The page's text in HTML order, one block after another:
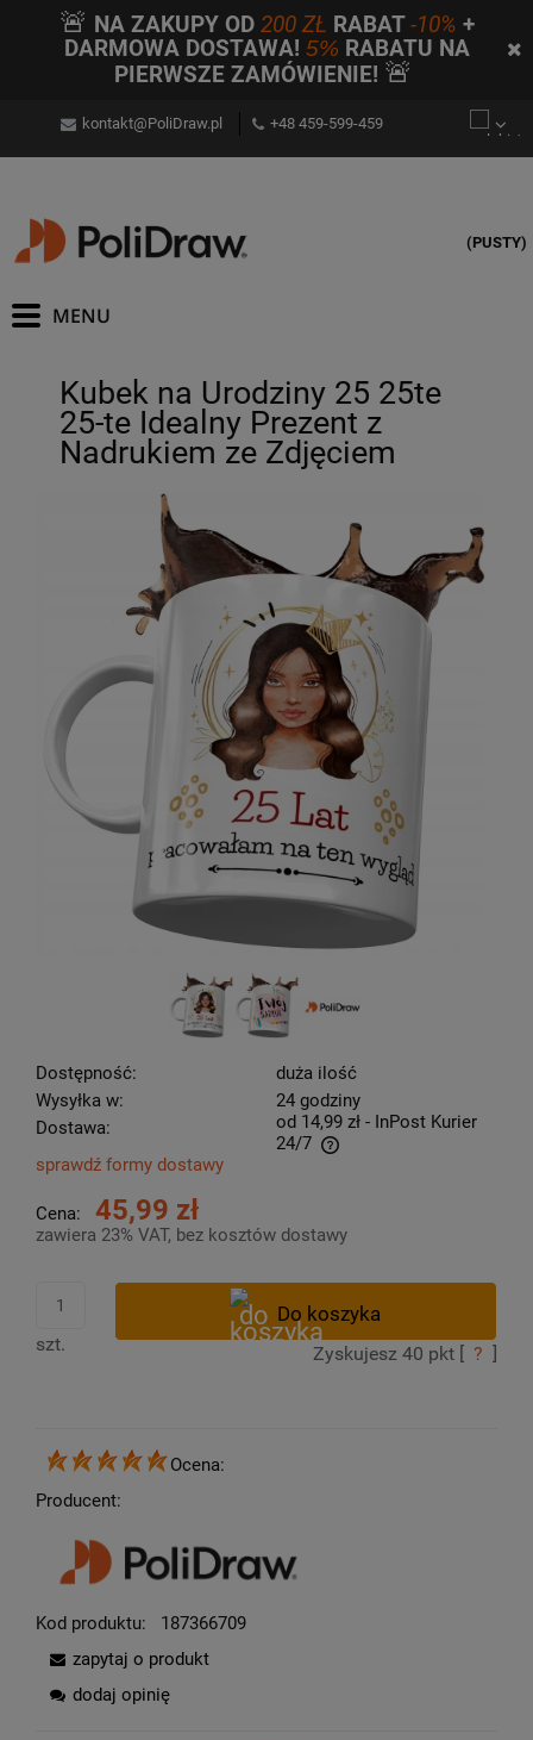
🚨 NA ZAKUPY OD200 ZŁ RABAT-10% +
DARMOWA DOSTAWA! 5% RABATU NA
PIERWSZE ZAMÓWIENIE! 🚨
kontakt@PoliDraw.pl +48 459-599-459
(PUSTY)
Kubek na Urodziny 25 25te
25-te Idealny Prezent z
Nadrukiem ze Zdjęciem
Dostępność:
duża ilość
Wysyłka w:
24 godziny
Dostawa:
od 14,99 zł - InPost Kurier
24/7
Cena nie zawiera ewentualnych kosztów płatności
sprawdź formy dostawy
Cena: 45,99 zł
zawiera 23% VAT, bez kosztów dostawy
szt. Zyskujesz 40 pkt [ ? ]
Ocena:
Producent:
Kod produktu:
187366709
zapytaj o produkt
dodaj opinię